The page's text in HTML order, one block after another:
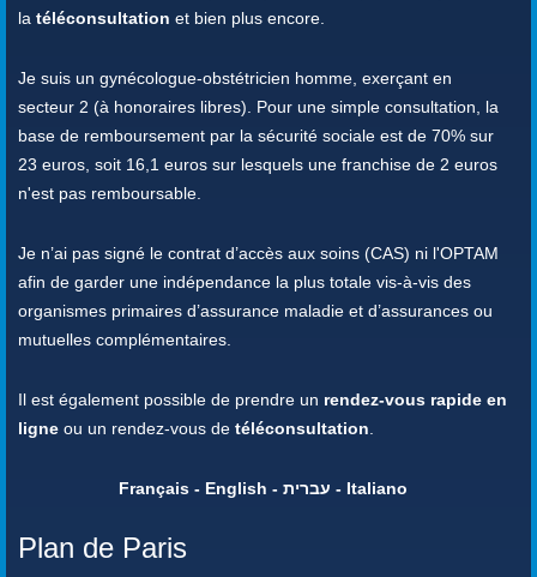
la téléconsultation et bien plus encore.
Je suis un gynécologue-obstétricien homme, exerçant en
secteur 2 (à honoraires libres). Pour une simple consultation, la
base de remboursement par la sécurité sociale est de 70% sur
23 euros, soit 16,1 euros sur lesquels une franchise de 2 euros
n'est pas remboursable.
Je n’ai pas signé le contrat d’accès aux soins (CAS) ni l'OPTAM
afin de garder une indépendance la plus totale vis-à-vis des
organismes primaires d’assurance maladie et d’assurances ou
mutuelles complémentaires.
Il est également possible de prendre un rendez-vous rapide en
ligne ou un rendez-vous de téléconsultation
Français - English - עברית - Italiano
Plan de Paris